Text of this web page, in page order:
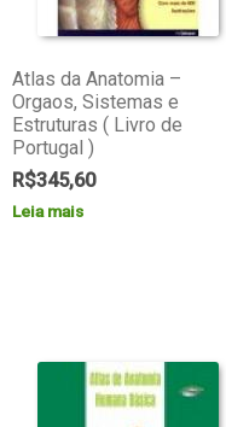
Atlas da Anatomia –
Orgaos, Sistemas e
Estruturas ( Livro de
Portugal )
R$345,60
Leia mais